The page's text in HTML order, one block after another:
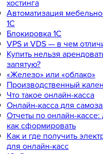
хостинга
Автоматизация
1С
Блокировка 1С
VPS и VDS — в чем
Купить нельзя
запятую?
«Железо» или «облако»
Производственный
Что такое онлайн-касса
Онлайн-касса для
Отчеты по онлайн-
как сформировать
Как и где получить
для онлайн-касс